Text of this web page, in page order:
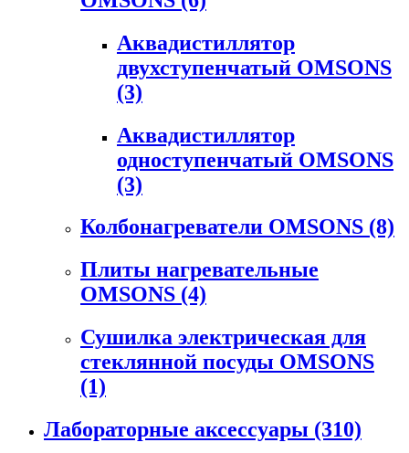
Аквадистиллятор
двухступенчатый OMSONS
(3)
Аквадистиллятор
одноступенчатый OMSONS
(3)
Колбонагреватели OMSONS (8)
Плиты нагревательные
OMSONS (4)
Сушилка электрическая для
стеклянной посуды OMSONS
(1)
Лабораторные аксессуары (310)